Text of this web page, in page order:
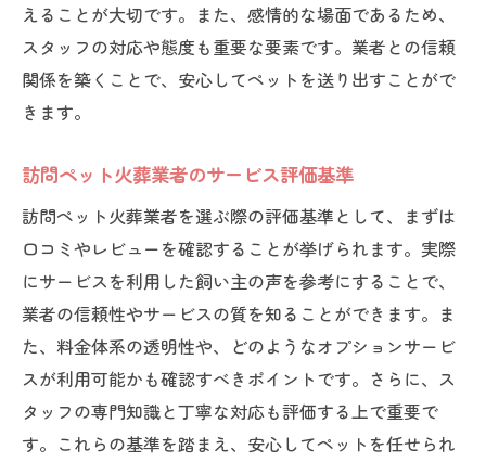
えることが大切です。また、感情的な場面であるため、
スタッフの対応や態度も重要な要素です。業者との信頼
関係を築くことで、安心してペットを送り出すことがで
きます。
訪問ペット火葬業者のサービス評価基準
訪問ペット火葬業者を選ぶ際の評価基準として、まずは
口コミやレビューを確認することが挙げられます。実際
にサービスを利用した飼い主の声を参考にすることで、
業者の信頼性やサービスの質を知ることができます。ま
た、料金体系の透明性や、どのようなオプションサービ
スが利用可能かも確認すべきポイントです。さらに、ス
タッフの専門知識と丁寧な対応も評価する上で重要で
す。これらの基準を踏まえ、安心してペットを任せられ